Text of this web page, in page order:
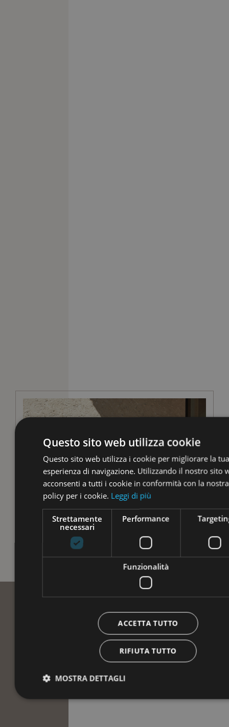
Questo sito web utilizza cookie
Questo sito web utilizza i cookie per migliorare la tua
esperienza di navigazione. Utilizzando il nostro sito
acconsenti a tutti i cookie in conformità con la nostra
policy per i cookie. Leggi di più
Strettamente
necessari
Performance
Funzionalità
ACCETTA TUTTO
RIFIUTA TUTTO
MOSTRA DETTAGLI